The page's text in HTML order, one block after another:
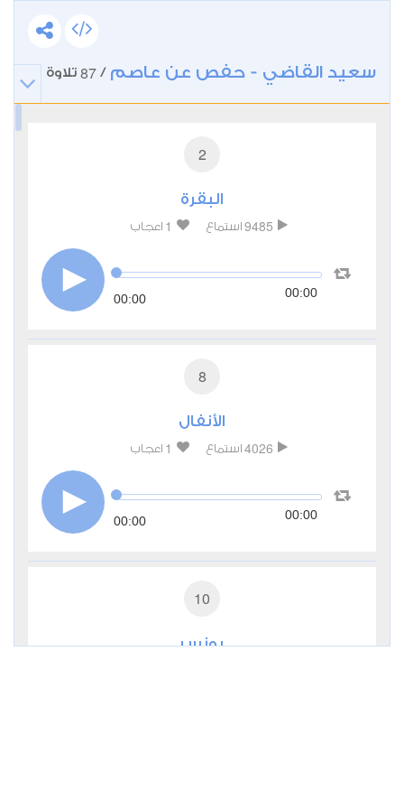
سعيد القاضي - حفص عن عاصم /
87 تلاوة
2
البقرة
9485 استماع 1 اعجاب
00:00 00:00
8
الأنفال
4026 استماع 1 اعجاب
00:00 00:00
10
يونس